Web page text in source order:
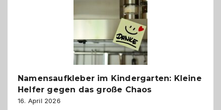
wann
ist
eine
Hundepension
die
richtige
Namensaufkleber im Kindergarten: Kleine
Helfer gegen das große Chaos
16. April 2026